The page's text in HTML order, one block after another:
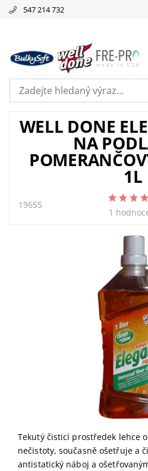
547 214 732
WELL DONE
NA
1L
19655
1
Tekutý čisticí prostředek lehce
nečistoty, současně ošetřuje a
antistatický náboj a